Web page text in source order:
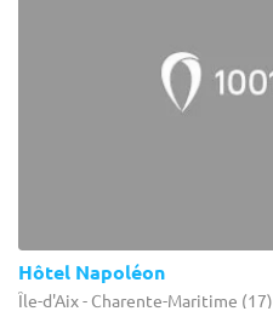
Hôtel Napoléon
Île-d'Aix - Charente-Maritime (17)